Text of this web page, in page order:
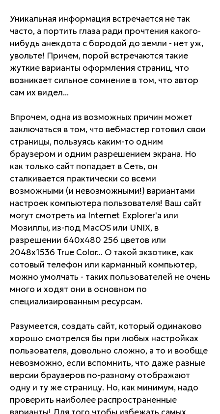
Уникальная информация встречается не так
часто, а портить глаза ради прочтения какого-
нибудь анекдота с бородой до земли - нет уж,
увольте! Причем, порой встречаются такие
жуткие варианты оформления страниц, что
возникает сильное сомнение в том, что автор
сам их видел...
Впрочем, одна из возможных причин может
заключаться в том, что вебмастер готовил свои
страницы, пользуясь каким-то одним
браузером и одним разрешением экрана. Но
как только сайт попадает в Сеть, он
сталкивается практически со всеми
возможными (и невозможными!) вариантами
настроек компьютера пользователя! Ваш сайт
могут смотреть из Internet Explorer'a или
Мозиллы, из-под MacOS или UNIX, в
разрешении 640х480 256 цветов или
2048х1536 True Color... О такой экзотике, как
сотовый телефон или карманный компьютер,
можно умолчать - таких пользователей не очень
много и ходят они в основном по
специализированным ресурсам.
Разумеется, создать сайт, который одинаково
хорошо смотрелся бы при любых настройках
пользователя, довольно сложно, а то и вообще
невозможно, если вспомнить, что даже разные
версии браузеров по-разному отображают
одну и ту же страницу. Но, как минимум, надо
проверить наиболее распространенные